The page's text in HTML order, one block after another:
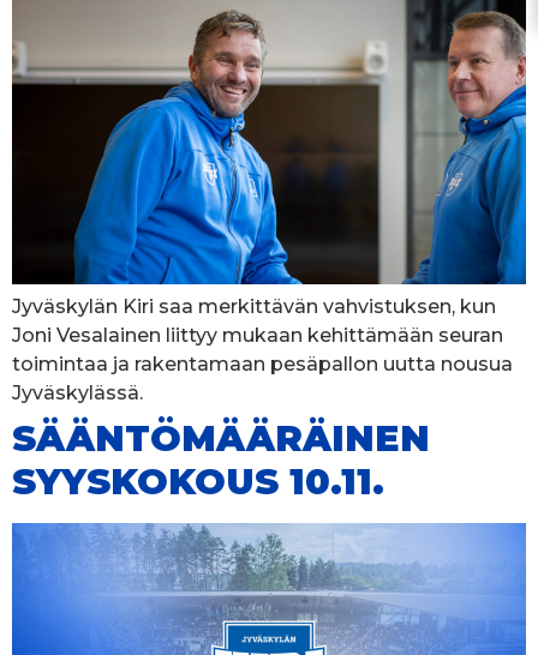
Jyväskylän Kiri saa merkittävän vahvistuksen, kun
Joni Vesalainen liittyy mukaan kehittämään seuran
toimintaa ja rakentamaan pesäpallon uutta nousua
Jyväskylässä.
SÄÄNTÖMÄÄRÄINEN
SYYSKOKOUS 10.11.